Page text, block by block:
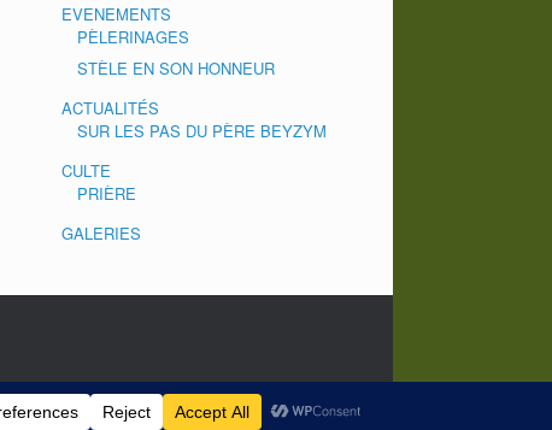
EVENEMENTS
PÈLERINAGES
STÈLE EN SON HONNEUR
ACTUALITÉS
SUR LES PAS DU PÈRE BEYZYM
CULTE
PRIÈRE
GALERIES